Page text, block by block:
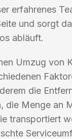
erfahrenes
und sorgt
abläuft.
Umzug von
die
die Menge an
transportiert